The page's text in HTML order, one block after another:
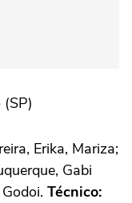
Erika, Mariza;
Gabi
Técnico: